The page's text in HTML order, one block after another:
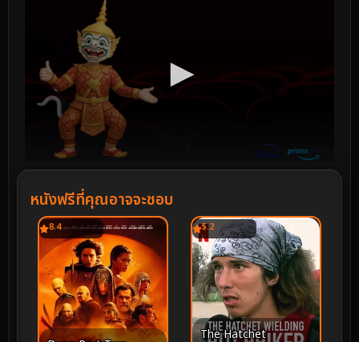
หนังฟรีที่คุณอาจจะชอบ
8.4 5.2
The Hatchet